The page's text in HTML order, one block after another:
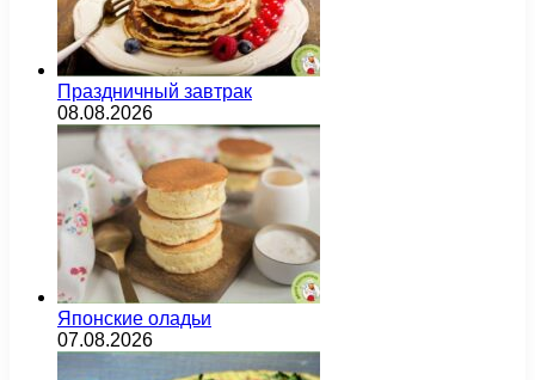
Праздничный завтрак
08.08.2026
Японские оладьи
07.08.2026